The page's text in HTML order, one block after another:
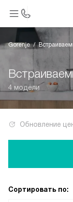
Gorenje
4 модели
Обновление
Сортировать по: